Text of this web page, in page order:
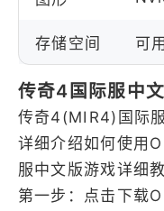
存储空间 可
传奇4国际服中
传奇4(MIR4)国际
详细介绍如何使用
服中文版游戏详细教
第一步：点击下载